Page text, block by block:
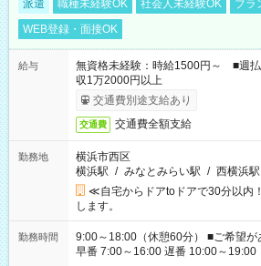
派遣 職種未経験OK 社会人未経験OK
ブラ
WEB登録・面接OK
給与
無資格未経験：時給1500円～ ■週
収1万2000円以上
交通費別途支給あり
交通費 交通費全額支給
勤務地
横浜市西区
横浜駅 / みなとみらい駅 / 西横浜駅
≪自宅からドアtoドアで30分以内
します。
勤務時間
9:00～18:00（休憩60分） ■ご希望があれば下記シフトもOK！
早番 7:00～16:00 遅番 10:00～19:00 「家族と休みを合わせた